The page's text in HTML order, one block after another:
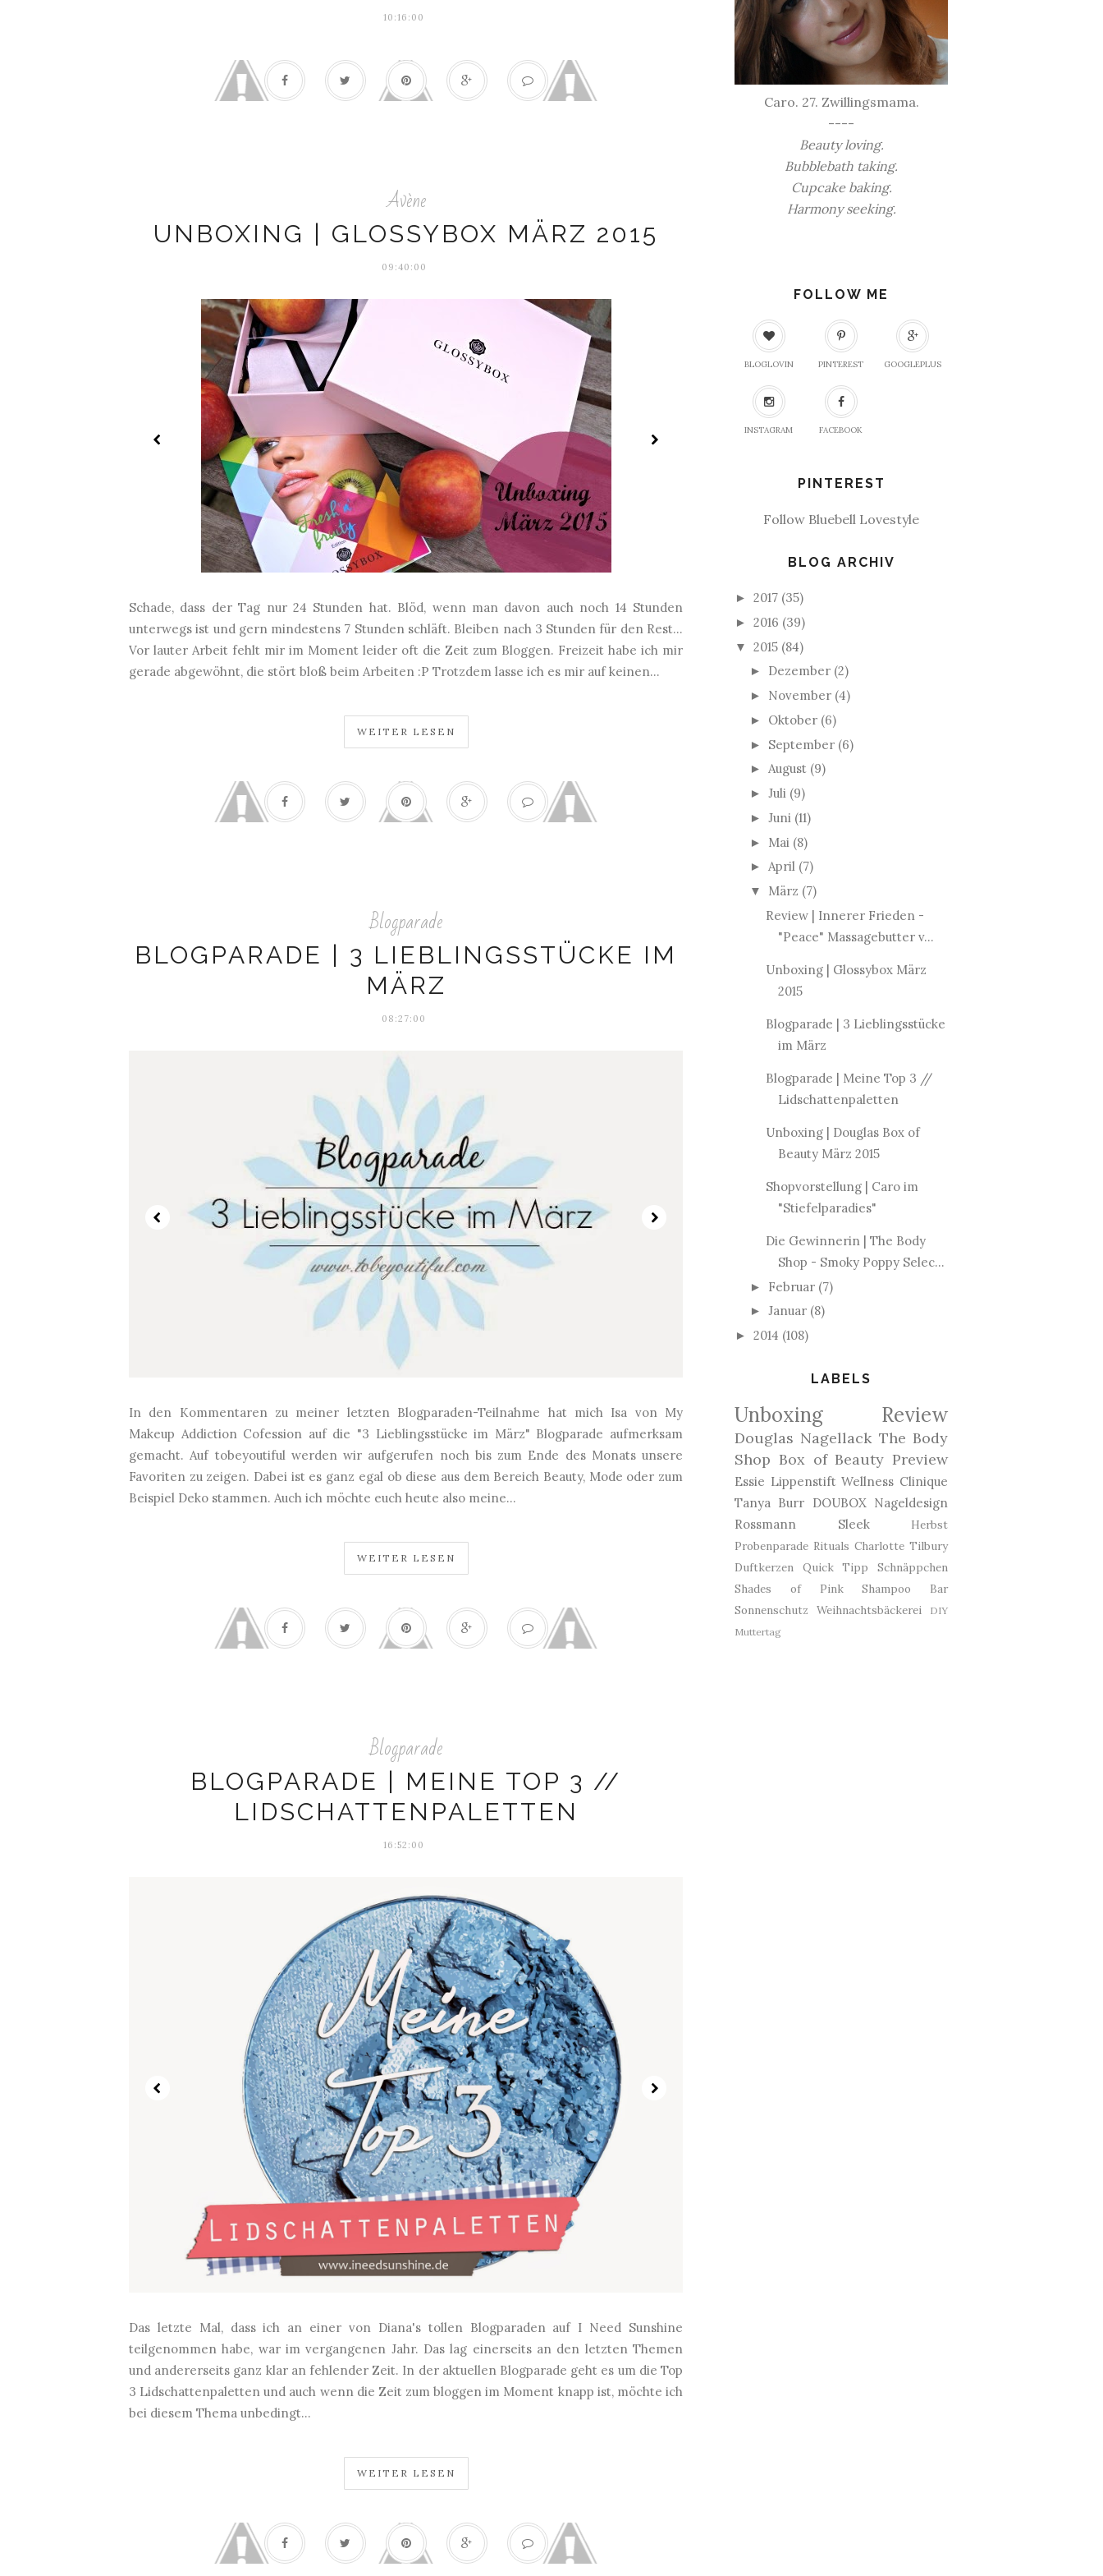
10:16:00
Avène
UNBOXING | GLOSSYBOX MÄRZ 2015
09:40:00
Schade, dass der Tag nur 24 Stunden hat. Blöd, wenn man davon auch noch 14 Stunden
unterwegs ist und gern mindestens 7 Stunden schläft. Bleiben nach 3 Stunden für den Rest...
Vor lauter Arbeit fehlt mir im Moment leider oft die Zeit zum Bloggen. Freizeit habe ich mir
gerade abgewöhnt, die stört bloß beim Arbeiten :P Trotzdem lasse ich es mir auf keinen...
WEITER LESEN
Blogparade
BLOGPARADE | 3 LIEBLINGSSTÜCKE IM
MÄRZ
08:27:00
In den Kommentaren zu meiner letzten Blogparaden-Teilnahme hat mich Isa von My
Makeup Addiction Cofession auf die "3 Lieblingsstücke im März" Blogparade aufmerksam
gemacht. Auf tobeyoutiful werden wir aufgerufen noch bis zum Ende des Monats unsere
Favoriten zu zeigen. Dabei ist es ganz egal ob diese aus dem Bereich Beauty, Mode oder zum
Beispiel Deko stammen. Auch ich möchte euch heute also meine...
WEITER LESEN
Blogparade
BLOGPARADE | MEINE TOP 3 //
LIDSCHATTENPALETTEN
16:52:00
Das letzte Mal, dass ich an einer von Diana's tollen Blogparaden auf I Need Sunshine
teilgenommen habe, war im vergangenen Jahr. Das lag einerseits an den letzten Themen
und andererseits ganz klar an fehlender Zeit. In der aktuellen Blogparade geht es um die Top
3 Lidschattenpaletten und auch wenn die Zeit zum bloggen im Moment knapp ist, möchte ich
bei diesem Thema unbedingt...
WEITER LESEN
Caro. 27. Zwillingsmama.
----
Beauty loving.
Bubblebath taking.
Cupcake baking.
Harmony seeking.
FOLLOW ME
BLOGLOVIN PINTEREST GOOGLEPLUS
INSTAGRAM FACEBOOK
PINTEREST
Follow Bluebell Lovestyle
BLOG ARCHIV
► 2017 (35)
► 2016 (39)
▼ 2015 (84)
► Dezember (2)
► November (4)
► Oktober (6)
► September (6)
► August (9)
► Juli (9)
► Juni (11)
► Mai (8)
► April (7)
▼ März (7)
Review | Innerer Frieden -
"Peace" Massagebutter v...
Unboxing | Glossybox März
2015
Blogparade | 3 Lieblingsstücke
im März
Blogparade | Meine Top 3 //
Lidschattenpaletten
Unboxing | Douglas Box of
Beauty März 2015
Shopvorstellung | Caro im
"Stiefelparadies"
Die Gewinnerin | The Body
Shop - Smoky Poppy Selec...
► Februar (7)
► Januar (8)
► 2014 (108)
LABELS
Unboxing Review
Douglas Nagellack The Body
Shop Box of Beauty Preview
Essie Lippenstift Wellness Clinique
Tanya Burr DOUBOX Nageldesign
Rossmann
Sleek
Herbst
Probenparade Rituals Charlotte Tilbury
Duftkerzen
Quick Tipp
Schnäppchen
Shades of Pink
Shampoo Bar
Sonnenschutz
Weihnachtsbäckerei
DIY
Muttertag